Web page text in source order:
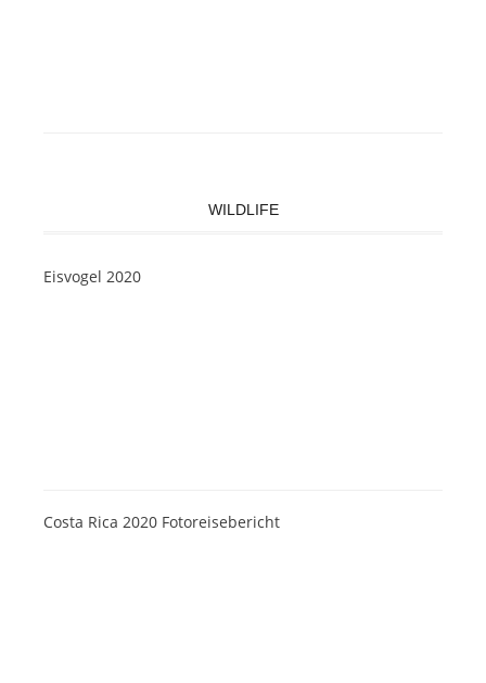
WILDLIFE
Eisvogel 2020
Costa Rica 2020 Fotoreisebericht